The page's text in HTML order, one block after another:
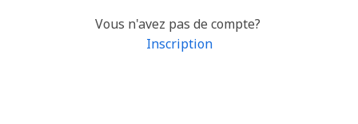
Vous n'avez pas de compte?
Inscription